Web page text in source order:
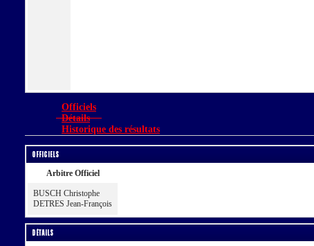
Officiels
Détails
Historique des résultats
Officiels
Arbitre Officiel
BUSCH Christophe
DETRES Jean-François
Détails